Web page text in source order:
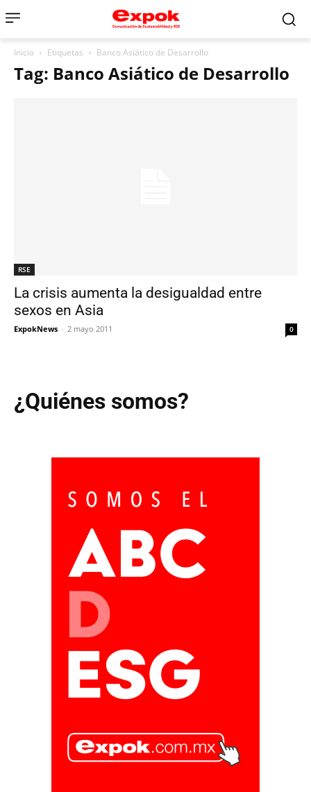
Inicio Etiquetas Banco Asiático de Desarrollo
Tag: Banco Asiático de Desarrollo
RSE
La crisis aumenta la desigualdad entre
sexos en Asia
ExpokNews - 2 mayo 2011 0
¿Quiénes somos?